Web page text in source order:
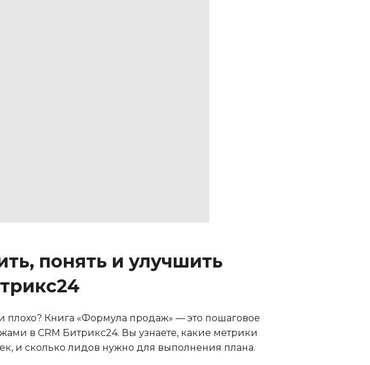
понять и улучшить
плохо? Книга «Формула продаж» — это пошаговое
в CRM Битрикс24. Вы узнаете, какие метрики
и сколько лидов нужно для выполнения плана.